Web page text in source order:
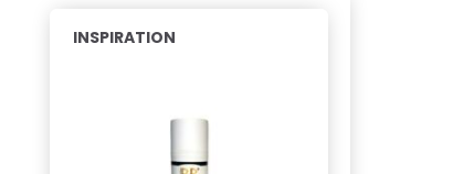
INSPIRATION